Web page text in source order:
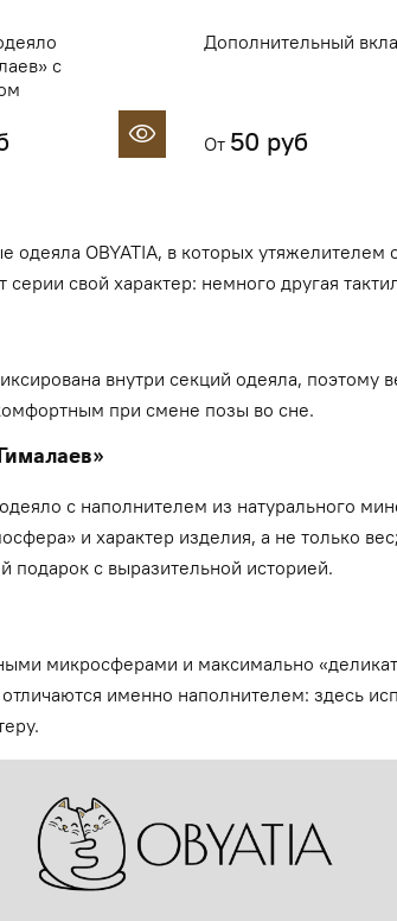
с
Дополнительный
От 50 руб
одеяла OBYATIA, в которых утяжелителем
свой характер: немного другая
внутри секций одеяла, поэтому
при смене позы во сне.
с наполнителем из натурального
и характер изделия, а не только вес;
подарок с выразительной историей.
микросферами и максимально
отличаются именно наполнителем: здесь